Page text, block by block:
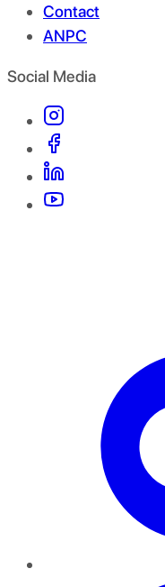
Contact
ANPC
Social Media